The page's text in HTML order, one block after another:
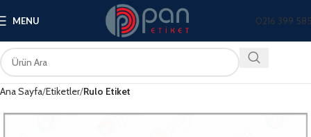
MENU 0216 399
Ana Sayfa Etiketler Rulo Etiket